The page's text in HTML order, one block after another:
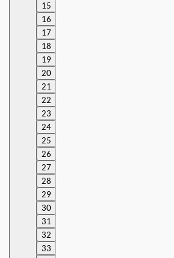
15
16
17
18
19
20
21
22
23
24
25
26
27
28
29
30
31
32
33